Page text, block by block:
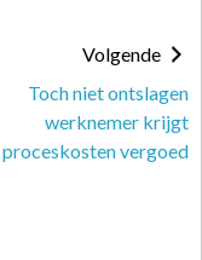
Volgende
Toch niet ontslagen
werknemer krijgt
proceskosten vergoed